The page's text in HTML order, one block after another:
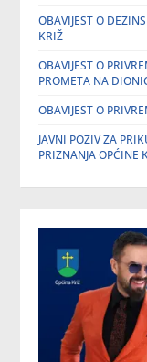
OBAVIJEST O
KRIŽ
OBAVIJEST O
PROMETA NA
OBAVIJEST O
JAVNI POZIV ZA
PRIZNANJA OPĆINE